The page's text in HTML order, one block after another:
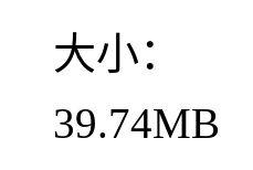
大小：
39.74MB